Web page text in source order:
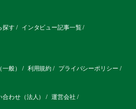
探す
インタビュー記事一覧
般） 利用規約 プライバシーポリシー
合わせ（法人） 運営会社